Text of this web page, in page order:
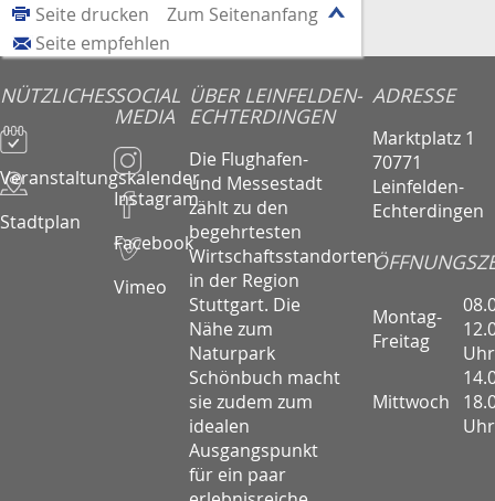
Zum Seitenanfang
Seite drucken
Seite empfehlen
NÜTZLICHES
Veranstaltungskalender
Stadtplan
SOCIAL
MEDIA
Instagram
Facebook
Vimeo
ÜBER LEINFELDEN-
ECHTERDINGEN
Die Flughafen-
und Messestadt
zählt zu den
begehrtesten
Wirtschaftsstandorten
in der Region
Stuttgart. Die
Nähe zum
Naturpark
Schönbuch macht
sie zudem zum
idealen
Ausgangspunkt
für ein paar
ADRESSE
Marktplatz 1
70771
Leinfelden-
Echterdingen
Montag-
Freitag
Uhr
Mittwoch
Uhr